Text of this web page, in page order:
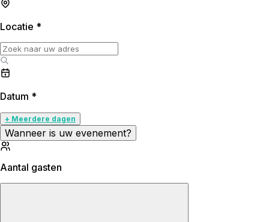
Locatie *
Datum *
+ Meerdere dagen
Wanneer is uw evenement?
Aantal gasten